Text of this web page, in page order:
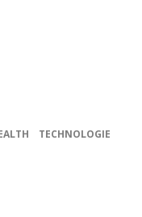
TECHNOLOGIE